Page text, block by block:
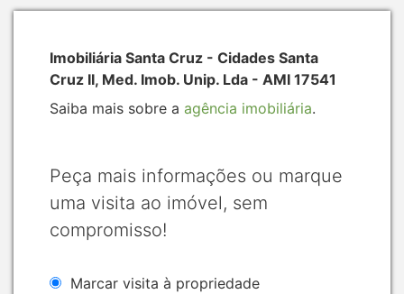
Imobiliária Santa Cruz - Cidades Santa
Cruz II, Med. Imob. Unip. Lda - AMI 17541
Saiba mais sobre a agência imobiliária.
Peça mais informações ou marque
uma visita ao imóvel, sem
compromisso!
Marcar visita à propriedade